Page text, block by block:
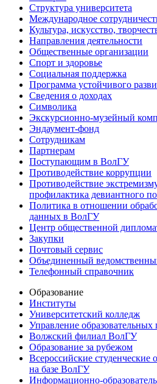
Структура университета
Международное
Культура, искусство,
Направления деятельности
Общественные организации
Спорт и здоровье
Социальная поддержка
Программа устойчивого
Сведения о доходах
Символика
Экскурсионно-музейный
Эндаумент-фонд
Сотрудникам
Партнерам
Поступающим в ВолГУ
Противодействие коррупции
Противодействие
профилактика девиантного
Политика в отношении
данных в ВолГУ
Центр общественной
Закупки
Почтовый сервис
Объединенный
Телефонный справочник
Образование
Институты
Университетский колледж
Управление образовательных
Волжский филиал ВолГУ
Образование за рубежом
Всероссийские
на базе ВолГУ
Информационно-